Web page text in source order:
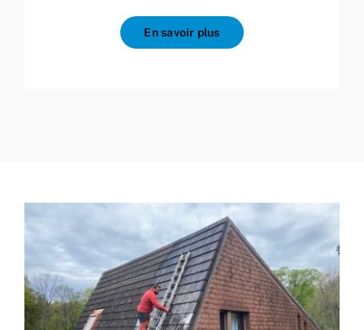
En savoir plus